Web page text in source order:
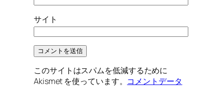
サイト
このサイトはスパムを低減するために
Akismet を使っています。 コメントデータ